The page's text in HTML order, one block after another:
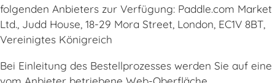
folgenden Anbieters zur Verfügung: Paddle.com Market
Ltd., Judd House, 18-29 Mora Street, London, EC1V 8BT,
Vereinigtes Königreich
Bei Einleitung des Bestellprozesses werden Sie auf eine